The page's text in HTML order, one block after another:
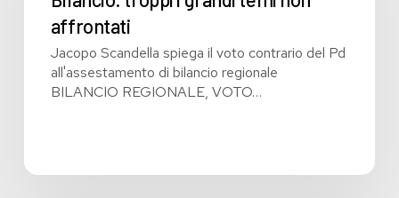
affrontati
affrontati
Jacopo Scandella spiega il voto contrario del Pd
all'assestamento di bilancio regionale
BILANCIO REGIONALE, VOTO…